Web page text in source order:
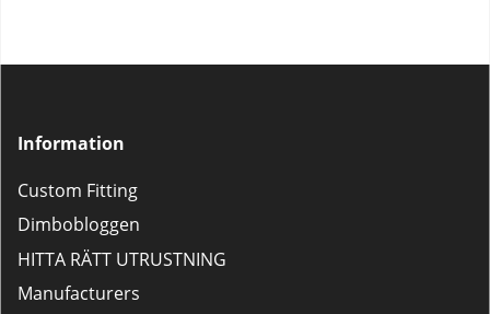
Information
Custom Fitting
Dimbobloggen
HITTA RÄTT UTRUSTNING
Manufacturers